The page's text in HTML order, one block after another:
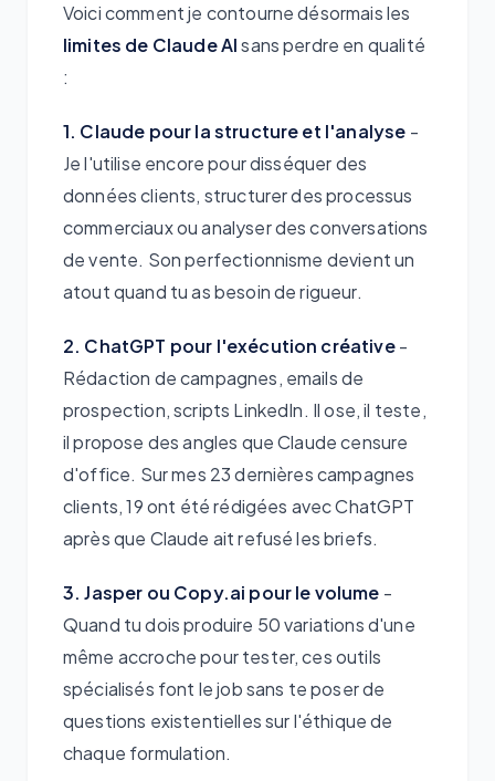
Voici comment je contourne désormais les
limites de Claude AIsans perdre en qualité
:
1. Claude pour la structure et l'analyse -
Je l'utilise encore pour disséquer des
données clients, structurer des processus
commerciaux ou analyser des conversations
de vente. Son perfectionnisme devient un
atout quand tu as besoin de rigueur.
2. ChatGPT pour l'exécution créative-
Rédaction de campagnes, emails de
prospection, scripts LinkedIn. Il ose, il teste,
il propose des angles que Claude censure
d'office. Sur mes 23 dernières campagnes
clients, 19 ont été rédigées avec ChatGPT
après que Claude ait refusé les briefs.
3. Jasper ou Copy.ai pour le volume -
Quand tu dois produire 50 variations d'une
même accroche pour tester, ces outils
spécialisés font le job sans te poser de
questions existentielles sur l'éthique de
chaque formulation.